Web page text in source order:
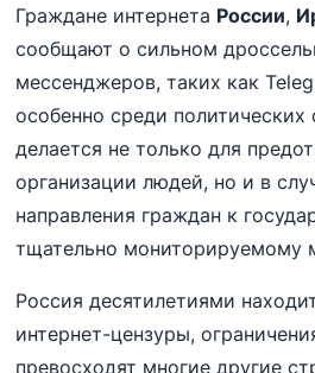
Граждане интернета России,
сообщают о сильном
мессенджеров, таких как
особенно среди
делается не только для
организации людей, но и в
направления граждан к
тщательно мониторируемому
Россия десятилетиями
интернет-цензуры,
превосходят многие другие